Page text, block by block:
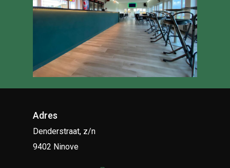
Adres
Denderstraat, z/n
9402 Ninove